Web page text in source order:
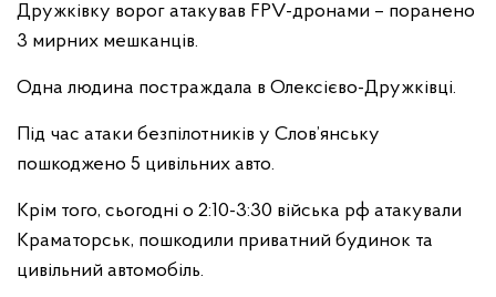
Дружківку ворог атакував FPV-дронами – поранено
3 мирних мешканців.
Одна людина постраждала в Олексієво-Дружківці.
Під час атаки безпілотників у Слов’янську
пошкоджено 5 цивільних авто.
Крім того, сьогодні о 2:10-3:30 війська рф атакували
Краматорськ, пошкодили приватний будинок та
цивільний автомобіль.